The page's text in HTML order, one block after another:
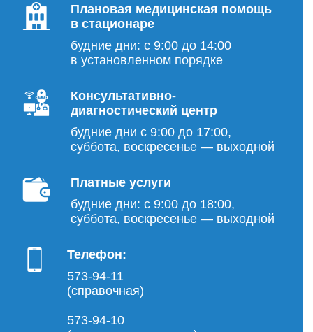
Плановая медицинская помощь
в стационаре
будние дни: с 9:00 до 14:00
в установленном порядке
Консультативно-
диагностический центр
будние дни с 9:00 до 17:00,
суббота, воскресенье — выходной
Платные услуги
будние дни: с 9:00 до 18:00,
суббота, воскресенье — выходной
Телефон:
573-94-11
(справочная)
573-94-10